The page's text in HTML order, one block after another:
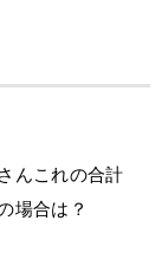
んこれの合計
場合は？